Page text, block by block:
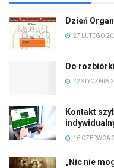
Dzień
27 LUTEGO
Do
22 STYCZNIA
Kontakt
16 CZERWCA
„Nic nie